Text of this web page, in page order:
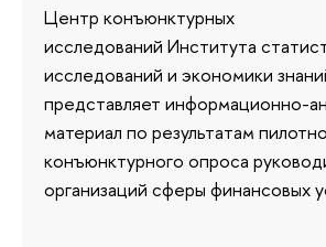
Центр конъюнктурных
исследований Института
исследований и экономики
представляет информационно-
материал по результатам
конъюнктурного опроса
организаций сферы финансовых